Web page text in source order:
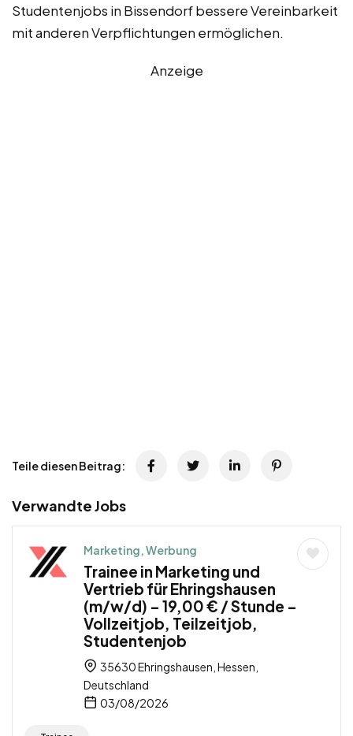
Studentenjobs in Bissendorf bessere Vereinbarkeit
mit anderen Verpflichtungen ermöglichen.
Anzeige
Teile diesen Beitrag:
Verwandte Jobs
Marketing, Werbung
Trainee in Marketing und
Vertrieb für Ehringshausen
(m/w/d) – 19,00 € / Stunde –
Vollzeitjob, Teilzeitjob,
Studentenjob
35630 Ehringshausen, Hessen,
Deutschland
03/08/2026